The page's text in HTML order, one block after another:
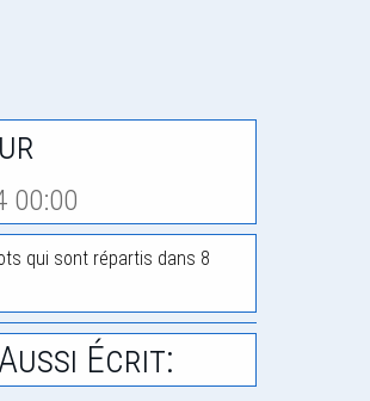
00:00
qui sont répartis dans 8
Écrit: